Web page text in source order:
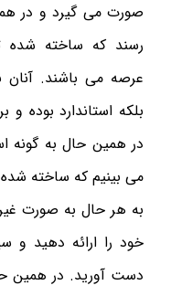
صورت می گیرد و در
رسند که ساخته شده
عرصه می باشند. آنان
بلکه استاندارد بوده و
در همین حال به گونه
می بینیم که ساخته شده
به هر حال به صورت
خود را ارائه دهید و
دست آورید. در همین